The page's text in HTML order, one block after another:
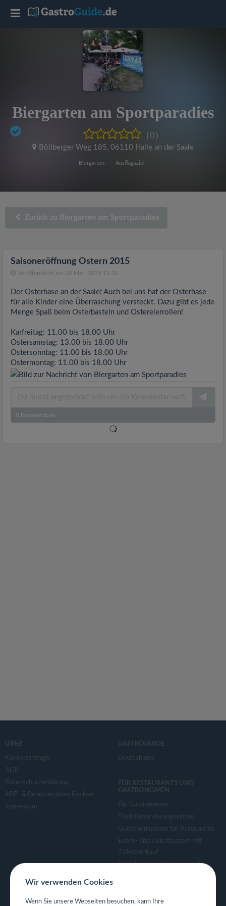
Biergarten am Sportparadies
(0)
Böllberger Weg 185, 06110 Halle an der Saale
Biergarten Ausflugsziel
Zurück zu Biergarten am Sportparadies
Saisoneröffnung Ostern 2015
Veröffentlicht am 30 Mar. 2015 11:31
Der Osterhase an der Saale! Auch bei uns hat der Osterhase
für alle Kinder eine Überraschung versteckt. Dazu gibt es jede
Menge Spaß beim Osterbasteln und Ostereierrollen!
Karfreitag: 11.00 bis 18.00 Uhr
Ostersamstag: 13.00 bis 18.00 Uhr
Ostersonntag: 11.00 bis 18.00 Uhr
Ostermontag: 11.00 bis 18.00 Uhr
0 Kommentare
ÜBER
Kontaktanfrage
AGB
Datenschutzerklärung
APP- & Benutzerdaten löschen
Impressum
GASTROGUIDE
Deutschland
FÜR RESTAURANTS UND
GASTRONOMEN
Für Gastronomen
Tisch Reservierungsystem
Gutscheinsystem für Restaurants
Event- und Ticketsystem mit
Ticketverkauf
Bestellsystem Lieferung und
Eigene App für Restaurant
Wir verwenden Cookies
Wenn Sie unsere Webseiten besuchen, kann Ihre
T
l
t
i
n